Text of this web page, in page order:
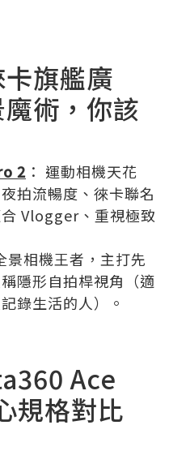
旗艦廣
術，你該
2 ： 運動相機天花
拍流暢度、徠卡聯名
Vlogger、重視極致
景相機王者，主打先
隱形自拍桿視角（適
錄生活的人）。
Ace
規格對比